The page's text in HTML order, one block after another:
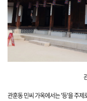
관훈동 민씨 가옥에서는 '등'을 주제